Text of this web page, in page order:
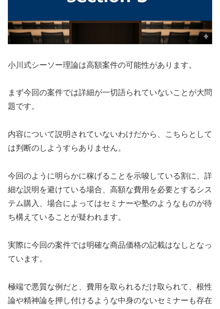
小川式シーソー理論は高額案件の可能性があります。
まず今回の案件では詳細が一切語られていないことが大問
題です。
内容について説明されていないわけだから、こちらとして
は判断のしようすらありません。
今回のように明らかに稼げることを示唆している割に、 詳
細な説明を避けている場合、 高額な費用を必要とするシス
テム購入、場合によってはセミナーや塾のようなものが待
ち構えていることが疑われます。
実際に今回の案件では明確な商品価格の記載はなし となっ
ています。
極端で悪質な例だと、費用を取られるだけ取られて、根性
論や精神論を押し付けるような中身のないセミナーも存在